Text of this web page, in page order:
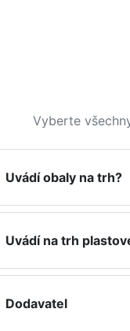
Vyberte
Uvádí obaly na trh?
Uvádí na trh
Dodavatel